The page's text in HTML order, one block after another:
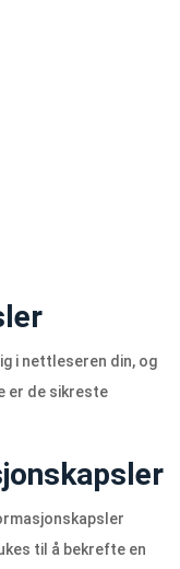
i nettleseren din, og
er de sikreste
til å bekrefte en